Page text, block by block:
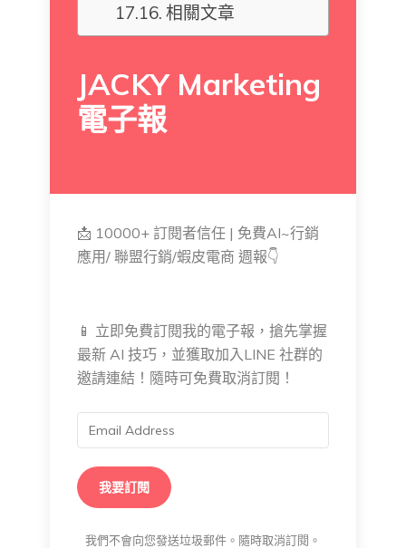
相關文章
JACKY Marketing
電子報
📩 10000+ 訂閱者信任 | 免費AI~行銷
應用/ 聯盟行銷/蝦皮電商 週報👇
📱 立即免費訂閱我的電子報，搶先掌握
最新 AI 技巧，並獲取加入LINE 社群的
邀請連結！隨時可免費取消訂閱！
我要訂閱
我們不會向您發送垃圾郵件。隨時取消訂閱。